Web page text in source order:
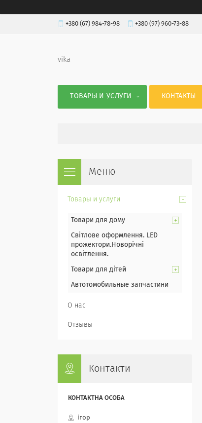
+380 (67) 984-78-98 +380 (97) 960-73-88
vika
ТОВАРЫ И УСЛУГИ КОНТАКТЫ
Товары и услуги
Товари для дому
Світлове оформлення. LED
прожектори.Новорічні
освітлення.
Товари для дітей
Автотомобильные запчастини
О нас
Отзывы
Контакти
ігор